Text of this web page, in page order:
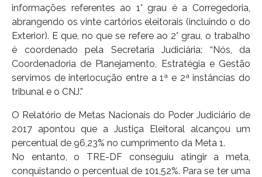
informações referentes ao 1° grau é a Corregedoria,
abrangendo os vinte cartórios eleitorais (incluindo o do
Exterior). E que, no que se refere ao 2° grau, o trabalho
é coordenado pela Secretaria Judiciária: “Nós, da
Coordenadoria de Planejamento, Estratégia e Gestão
servimos de interlocução entre a 1ª e 2ª instâncias do
tribunal e o CNJ.”
O Relatório de Metas Nacionais do Poder Judiciário de
2017 apontou que a Justiça Eleitoral alcançou um
percentual de 96,23% no cumprimento da Meta 1.
No entanto, o TRE-DF conseguiu atingir a meta,
conquistando o percentual de 101,52%. Para se ter uma